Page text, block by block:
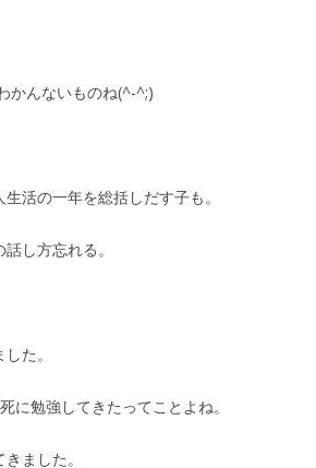
かんないものね(^-^;)
活の一年を総括しだす子も。
し方忘れる。
た。
に勉強してきたってことよね。
ました。